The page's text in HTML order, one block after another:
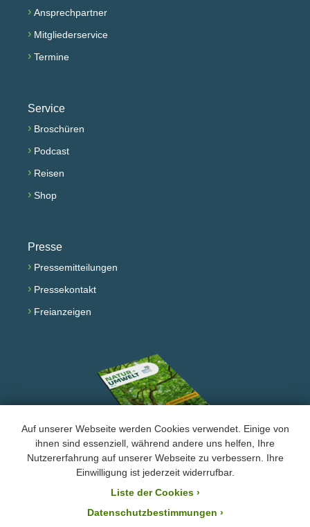
Auf unserer Webseite werden Cookies verwendet. Einige von
ihnen sind essenziell, während andere uns helfen, Ihre
Nutzererfahrung auf unserer Webseite zu verbessern. Ihre
Einwilligung ist jederzeit widerrufbar.
Liste der Cookies ›
Datenschutzbestimmungen ›
› Ansprechpartner
› Mitgliederservice
› Termine
Service
› Broschüren
› Podcast
› Reisen
› Shop
Presse
› Pressemitteilungen
› Pressekontakt
› Freianzeigen
FacebookInstagramYouTube
› Impressum und Datenschutz